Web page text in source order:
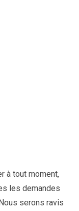
à tout moment,
les demandes
serons ravis